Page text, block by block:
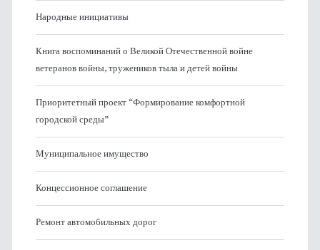
Народные инициативы
Книга воспоминаний о Великой Отечественной войне
ветеранов войны, тружеников тыла и детей войны
Приоритетный проект “Формирование комфортной
городской среды”
Муниципальное имущество
Концессионное соглашение
Ремонт автомобильных дорог